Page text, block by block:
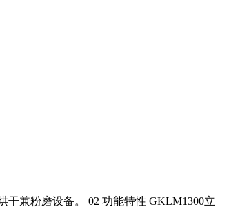
兼粉磨设备。 02 功能特性 GKLM1300立